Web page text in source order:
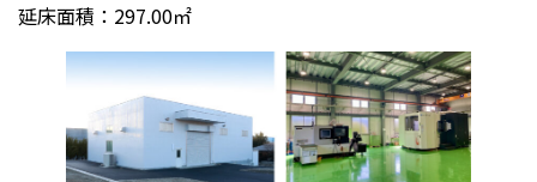
延床面積：297.00㎡